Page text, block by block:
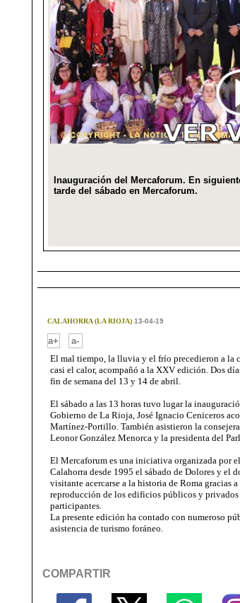
CALAHORRA (LA RIOJA)13-04-19
a+
a-
El mal tiempo, la lluvia y el frío precedieron a la
casi el calor, acompañó a la XXV edición. Dos
fin de semana del 13 y 14 de abril.
El sábado a las 13 horas tuvo lugar la
Gobierno de La Rioja, José Ignacio Ceniceros
Martínez-Portillo. También asistieron la
Leonor González Menorca y la presidenta del
El Mercaforum es una iniciativa organizada por
Calahorra desde 1995 el sábado de Dolores y el
visitante acercarse a la historia de Roma gracias
reproducción de los edificios públicos y
participantes.
La presente edición ha contado con numeroso
asistencia de turismo foráneo.
COMPARTIR